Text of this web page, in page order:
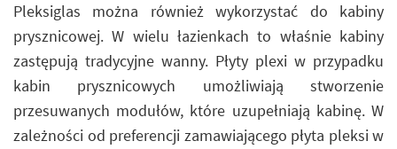
Pleksiglas można również wykorzystać do kabiny
prysznicowej. W wielu łazienkach to właśnie kabiny
zastępują tradycyjne wanny. Płyty plexi w przypadku
kabin prysznicowych umożliwiają stworzenie
przesuwanych modułów, które uzupełniają kabinę. W
zależności od preferencji zamawiającego płyta pleksi w